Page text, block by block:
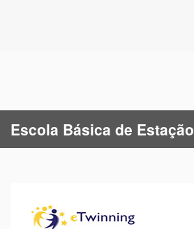
Escola Básica de Estação